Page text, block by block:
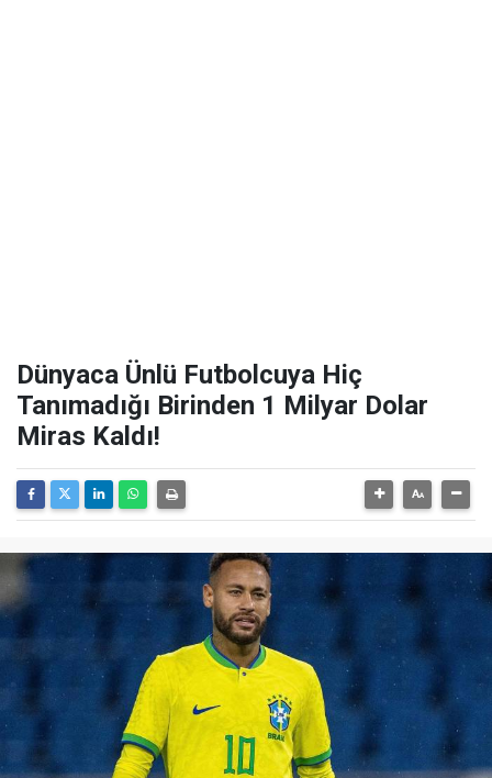
Dünyaca Ünlü Futbolcuya Hiç
Tanımadığı Birinden 1 Milyar Dolar
Miras Kaldı!